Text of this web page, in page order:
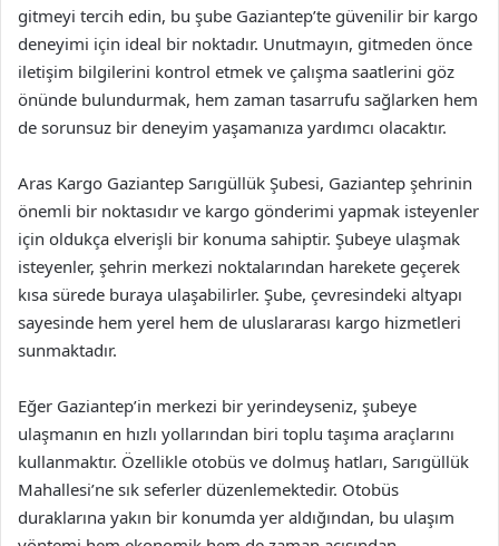
gitmeyi tercih edin, bu şube Gaziantep’te güvenilir bir kargo
deneyimi için ideal bir noktadır. Unutmayın, gitmeden önce
iletişim bilgilerini kontrol etmek ve çalışma saatlerini göz
önünde bulundurmak, hem zaman tasarrufu sağlarken hem
de sorunsuz bir deneyim yaşamanıza yardımcı olacaktır.
Aras Kargo Gaziantep Sarıgüllük Şubesi, Gaziantep şehrinin
önemli bir noktasıdır ve kargo gönderimi yapmak isteyenler
için oldukça elverişli bir konuma sahiptir. Şubeye ulaşmak
isteyenler, şehrin merkezi noktalarından harekete geçerek
kısa sürede buraya ulaşabilirler. Şube, çevresindeki altyapı
sayesinde hem yerel hem de uluslararası kargo hizmetleri
sunmaktadır.
Eğer Gaziantep’in merkezi bir yerindeyseniz, şubeye
ulaşmanın en hızlı yollarından biri toplu taşıma araçlarını
kullanmaktır. Özellikle otobüs ve dolmuş hatları, Sarıgüllük
Mahallesi’ne sık seferler düzenlemektedir. Otobüs
duraklarına yakın bir konumda yer aldığından, bu ulaşım